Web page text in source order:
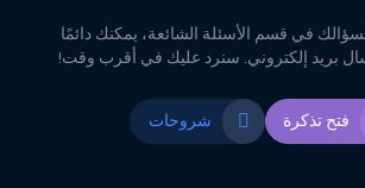
لسؤالك في قسم الأسئلة الشائعة، يمكنك دائمًا
بريد إلكتروني. سنرد عليك في أقرب وقت!
فتح تذكرة شروحات